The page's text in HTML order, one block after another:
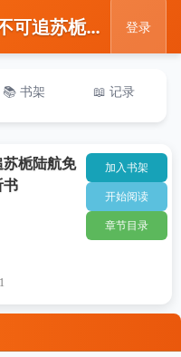
📖 爱已成灰，往事不可追苏栀陆航免费小说在线阅读全集听书 登录
📚 书架 📖 记录
苏栀陆航免
书
加入书架
开始阅读
章节目录